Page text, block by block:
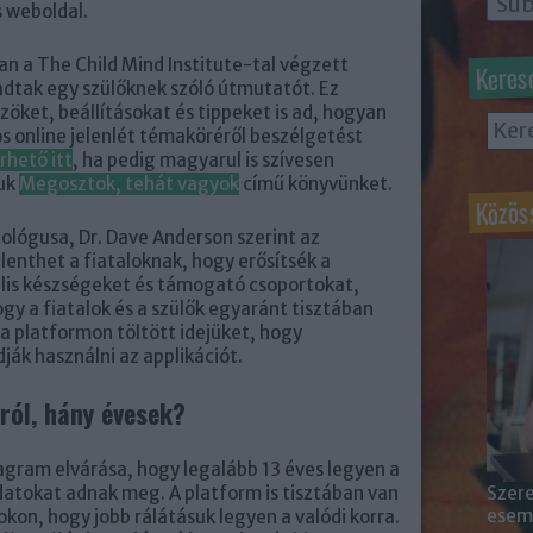
weboldal.
a The Child Mind Institute-tal végzett
egy szülőknek szóló útmutatót. Ez
beállításokat és tippeket is ad, hogyan
online jelenlét témaköréről beszélgetést
itt, ha pedig magyarul is szívesen
Megosztok, tehát vagyok című könyvünket.
Dr. Dave Anderson szerint az
a fiataloknak, hogy erősítsék a
készségeket és támogató csoportokat,
a fiatalok és a szülők egyaránt tisztában
a platformon töltött idejüket, hogy
használni az applikációt.
hány évesek?
elvárása, hogy legalább 13 éves legyen a
adnak meg. A platform is tisztában van
hogy jobb rálátásuk legyen a valódi korra.